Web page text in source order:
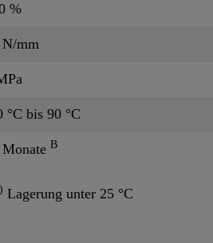
%
N/mm
°C bis 90 °C
Monate B
Lagerung unter 25 °C